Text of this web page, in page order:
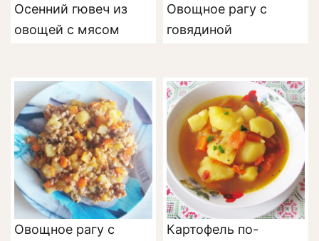
Осенний гювеч из
овощей с мясом
Овощное рагу с
говядиной
Овощное рагу с
Картофель по-